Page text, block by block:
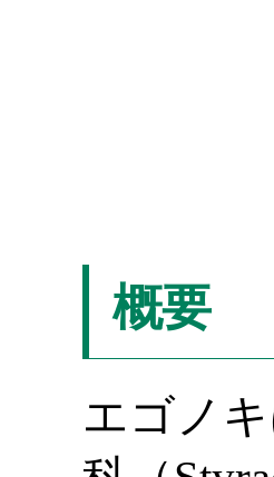
概要
エゴノ